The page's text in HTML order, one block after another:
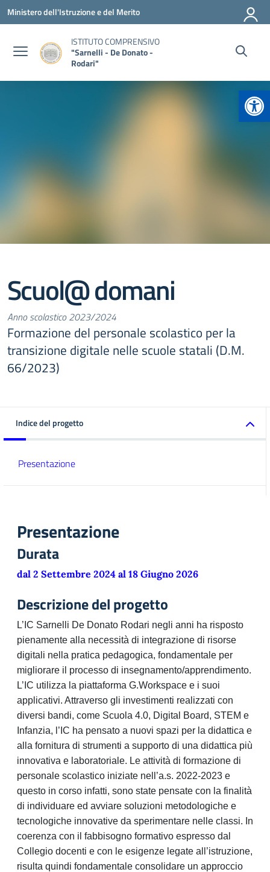
Vai ai contenuti
Vai al menu di navigazione
Vai al footer
Ministero dell'Istruzione e del Merito
ISTITUTO COMPRENSIVO
"Sarnelli - De Donato -
Rodari"
Scuol@ domani
Anno scolastico 2023/2024
Formazione del personale scolastico per la
transizione digitale nelle scuole statali (D.M.
66/2023)
Indice del progetto
Presentazione
Presentazione
Durata
dal 2 Settembre 2024 al 18 Giugno 2026
Descrizione del progetto
L’IC Sarnelli De Donato Rodari negli anni ha risposto
pienamente alla necessità di integrazione di risorse
digitali nella pratica pedagogica, fondamentale per
migliorare il processo di insegnamento/apprendimento.
L’IC utilizza la piattaforma G.Workspace e i suoi
applicativi. Attraverso gli investimenti realizzati con
diversi bandi, come Scuola 4.0, Digital Board, STEM e
Infanzia, l’IC ha pensato a nuovi spazi per la didattica e
alla fornitura di strumenti a supporto di una didattica più
innovativa e laboratoriale. Le attività di formazione di
personale scolastico iniziate nell’a.s. 2022-2023 e
questo in corso infatti, sono state pensate con la finalità
di individuare ed avviare soluzioni metodologiche e
tecnologiche innovative da sperimentare nelle classi. In
coerenza con il fabbisogno formativo espresso dal
Collegio docenti e con le esigenze legate all’istruzione,
risulta quindi fondamentale consolidare un approccio